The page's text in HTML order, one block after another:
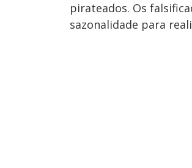
pirateados. Os
sazonalidade para